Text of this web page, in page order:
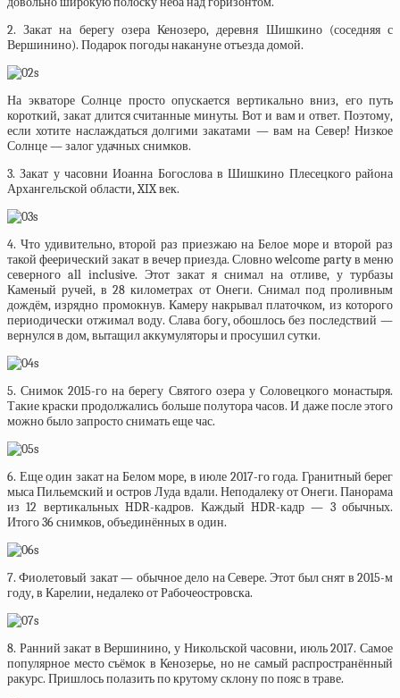
2. Закат на берегу озера Кенозеро, деревня Шишкино (соседняя с
Вершинино). Подарок погоды накануне отъезда домой.
На экваторе Солнце просто опускается вертикально вниз, его путь
короткий, закат длится считанные минуты. Вот и вам и ответ. Поэтому,
если хотите наслаждаться долгими закатами — вам на Север! Низкое
Солнце — залог удачных снимков.
3. Закат у часовни Иоанна Богослова в Шишкино Плесецкого района
Архангельской области, XIX век.
4. Что удивительно, второй раз приезжаю на Белое море и второй раз
такой феерический закат в вечер приезда. Словно welcome party в меню
северного all inclusive. Этот закат я снимал на отливе, у турбазы
Каменый ручей, в 28 километрах от Онеги. Снимал под проливным
дождём, изрядно промокнув. Камеру накрывал платочком, из которого
периодически отжимал воду. Слава богу, обошлось без последствий —
вернулся в дом, вытащил аккумуляторы и просушил сутки.
5. Снимок 2015-го на берегу Святого озера у Соловецкого монастыря.
Такие краски продолжались больше полутора часов. И даже после этого
можно было запросто снимать еще час.
6. Еще один закат на Белом море, в июле 2017-го года. Гранитный берег
мыса Пильемский и остров Луда вдали. Неподалеку от Онеги. Панорама
из 12 вертикальных HDR-кадров. Каждый HDR-кадр — 3 обычных.
Итого 36 снимков, объединённых в один.
7. Фиолетовый закат — обычное дело на Севере. Этот был снят в 2015-м
году, в Карелии, недалеко от Рабочеостровска.
8. Ранний закат в Вершинино, у Никольской часовни, июль 2017. Самое
популярное место съёмок в Кенозерье, но не самый распространённый
ракурс. Пришлось полазить по крутому склону по пояс в траве.